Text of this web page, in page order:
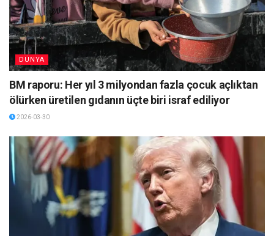
DÜNYA
BM raporu: Her yıl 3 milyondan fazla çocuk açlıktan
ölürken üretilen gıdanın üçte biri israf ediliyor
2026-03-30